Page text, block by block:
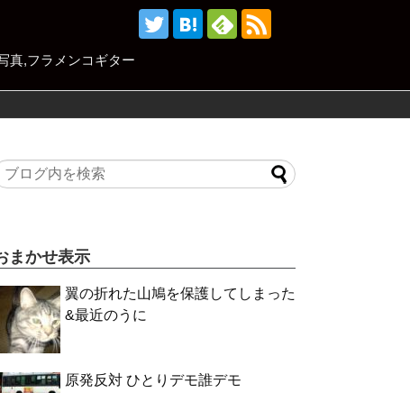
真,フラメンコギター
まかせ表示
翼の折れた山鳩を保護してしまった
&最近のうに
原発反対 ひとりデモ誰デモ